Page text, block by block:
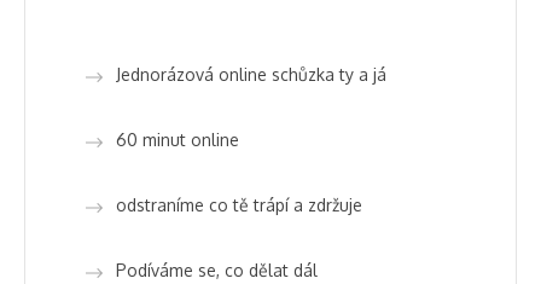
Jednorázová online schůzka ty a já
60 minut online
odstraníme co tě trápí a zdržuje
Podíváme se, co dělat dál